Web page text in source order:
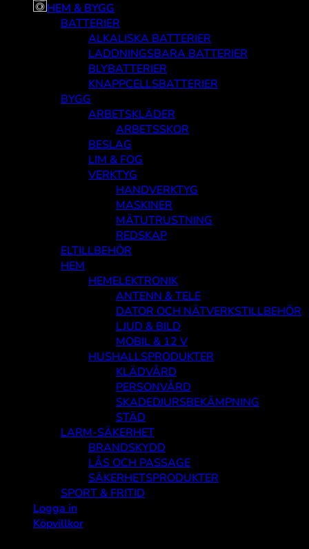
HEM & BYGG
BATTERIER
ALKALISKA BATTERIER
LADDNINGSBARA BATTERIER
BLYBATTERIER
KNAPPCELLSBATTERIER
BYGG
ARBETSKLÄDER
ARBETSSKOR
BESLAG
LIM & FOG
VERKTYG
HANDVERKTYG
MASKINER
MÄTUTRUSTNING
REDSKAP
ELTILLBEHÖR
HEM
HEMELEKTRONIK
ANTENN & TELE
DATOR OCH NÄTVERKSTILLBEHÖR
LJUD & BILD
MOBIL & 12 V
HUSHALLSPRODUKTER
KLÄDVÅRD
PERSONVÅRD
SKADEDJURSBEKÄMPNING
STÄD
LARM-SÄKERHET
BRANDSKYDD
LÅS OCH PASSAGE
SÄKERHETSPRODUKTER
SPORT & FRITID
Logga in
Köpvillkor